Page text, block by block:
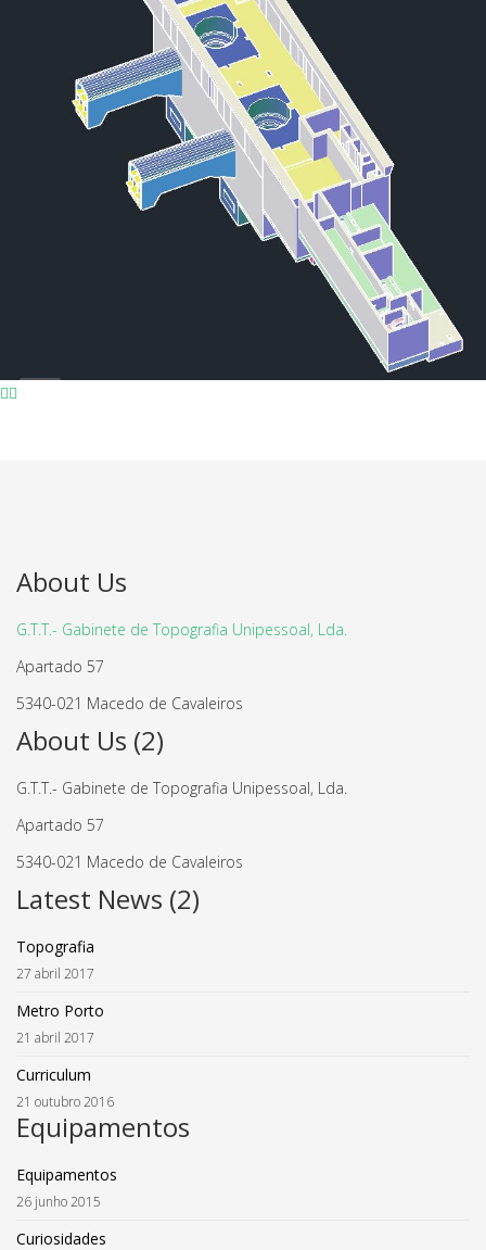
About Us
G.T.T.- Gabinete de Topografia Unipessoal, Lda.
Apartado 57
5340-021 Macedo de Cavaleiros
About Us (2)
G.T.T.- Gabinete de Topografia Unipessoal, Lda.
Apartado 57
5340-021 Macedo de Cavaleiros
Latest News (2)
Topografia
27 abril 2017
Metro Porto
21 abril 2017
Curriculum
21 outubro 2016
Equipamentos
Equipamentos
26 junho 2015
Curiosidades